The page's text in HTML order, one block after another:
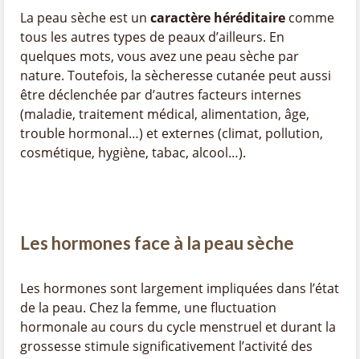
La peau sèche est un caractère héréditaire comme
tous les autres types de peaux d’ailleurs. En
quelques mots, vous avez une peau sèche par
nature. Toutefois, la sècheresse cutanée peut aussi
être déclenchée par d’autres facteurs internes
(maladie, traitement médical, alimentation, âge,
trouble hormonal…) et externes (climat, pollution,
cosmétique, hygiène, tabac, alcool…).
Les hormones face à la peau sèche
Les hormones sont largement impliquées dans l’état
de la peau. Chez la femme, une fluctuation
hormonale au cours du cycle menstruel et durant la
grossesse stimule significativement l’activité des